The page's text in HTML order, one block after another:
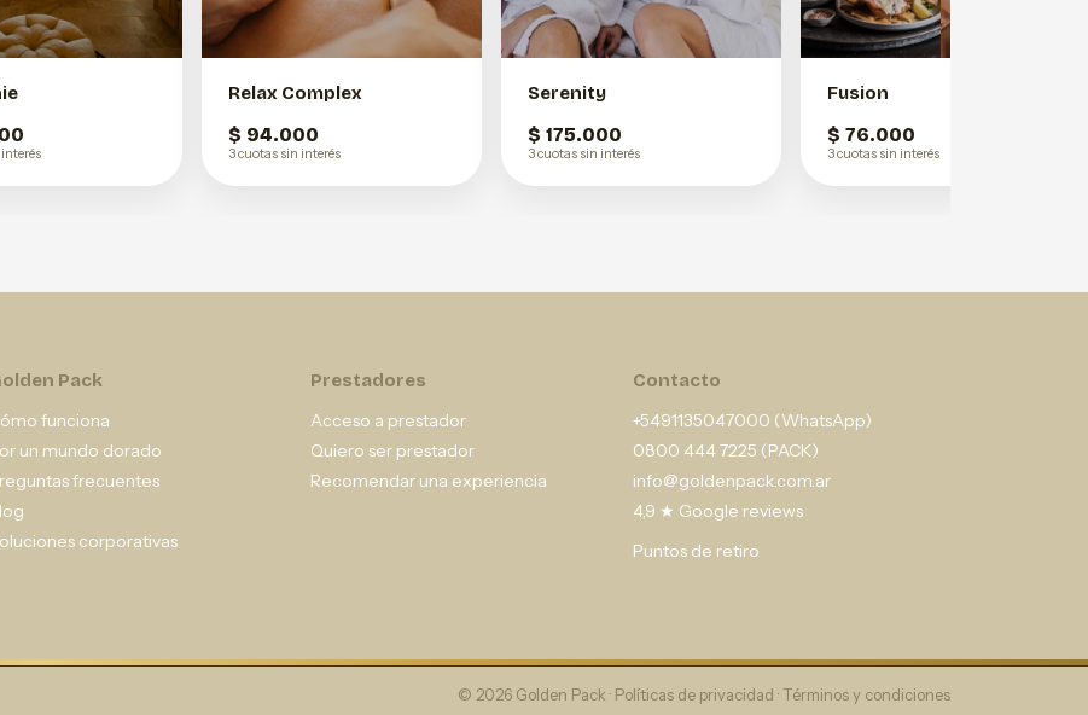
Relax Complex
$ 94.000
3 cuotas sin interés
Serenity
$ 175.000
3 cuotas sin interés
Fusion
$ 76.000
3 cuotas sin interés
Pack
funciona
un mundo dorado
frecuentes
corporativas
Prestadores
Acceso a prestador
Quiero ser prestador
Recomendar una experiencia
Contacto
+5491135047000 (WhatsApp)
0800 444 7225 (PACK)
info@goldenpack.com.ar
4,9 ★ Google reviews
Puntos de retiro
© 2026 Golden Pack · Políticas de privacidad · Términos y condiciones